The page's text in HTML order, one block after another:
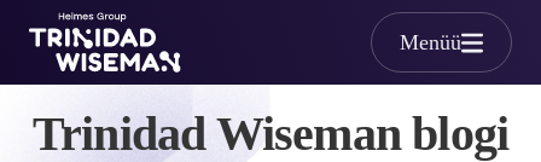
Skip to main content
Menüü
Trinidad Wiseman blogi